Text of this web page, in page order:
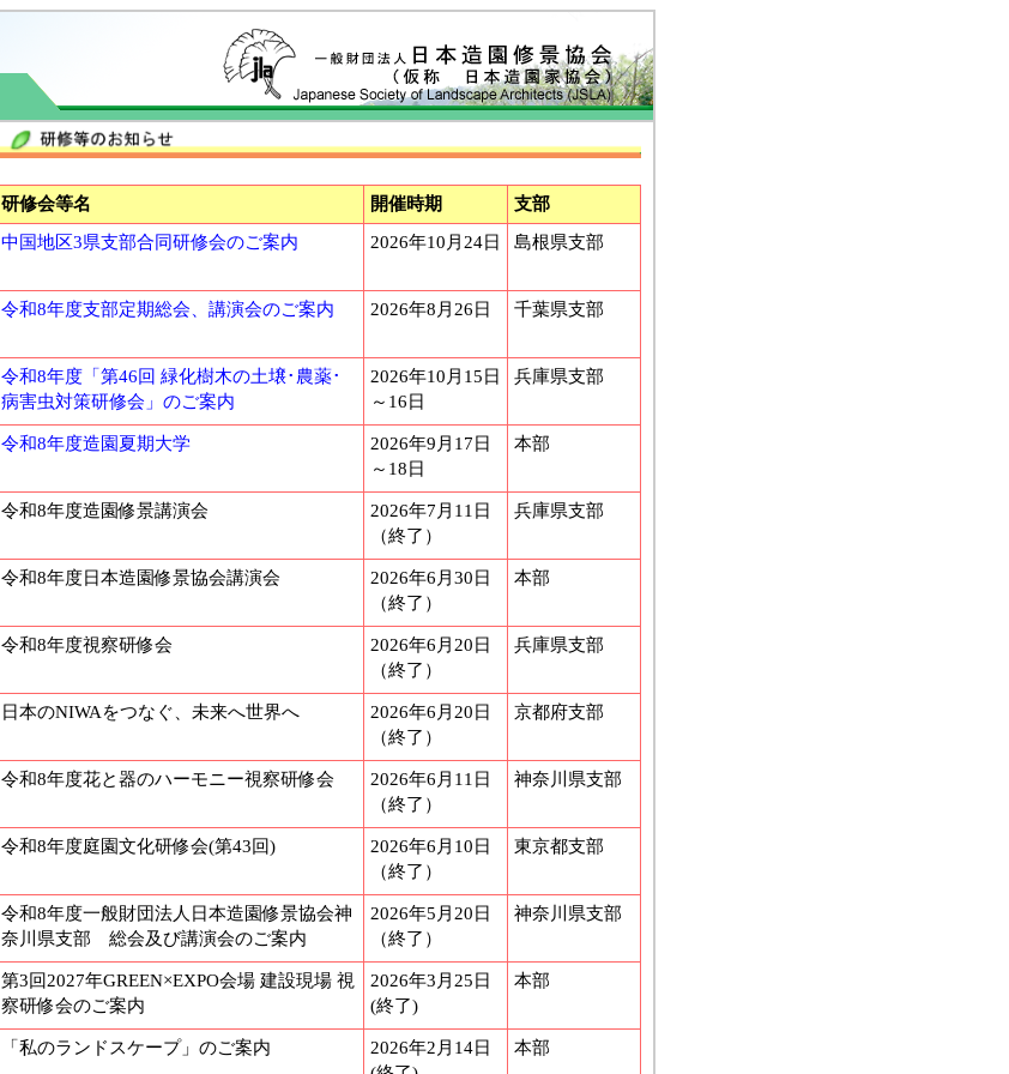
研修会等名 開催時期
支部
中国地区3県支部合同研修会のご案内
2026年10月24日 島根県支部
令和8年度支部定期総会、講演会のご案内 2026年8月26日 千葉県支部
令和8年度「第46回 緑化樹木の土壌･農薬･
病害虫対策研修会」のご案内
2026年10月15日
～16日
兵庫県支部
令和8年度造園夏期大学
2026年9月17日
～18日
本部
令和8年度造園修景講演会
2026年7月11日
（終了）
兵庫県支部
令和8年度日本造園修景協会講演会
2026年6月30日
（終了）
本部
令和8年度視察研修会
2026年6月20日
（終了）
兵庫県支部
日本のNIWAをつなぐ、未来へ世界へ
2026年6月20日
（終了）
京都府支部
令和8年度花と器のハーモニー視察研修会
2026年6月11日
（終了）
神奈川県支部
令和8年度庭園文化研修会(第43回)
2026年6月10日
（終了）
東京都支部
令和8年度一般財団法人日本造園修景協会神
奈川県支部 総会及び講演会のご案内
2026年5月20日
（終了）
神奈川県支部
第3回2027年GREEN×EXPO会場 建設現場 視
察研修会のご案内
2026年3月25日
(終了)
本部
「私のランドスケープ」のご案内
2026年2月14日
本部